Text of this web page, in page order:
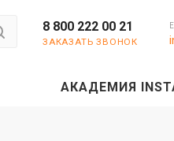
8 800 222 00 21
ЗАКАЗАТЬ ЗВОНОК
АКАДЕМИЯ